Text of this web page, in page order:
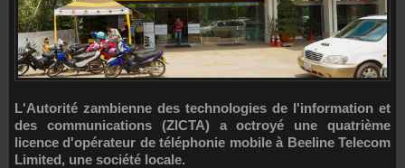
L'Autorité zambienne des technologies de l'information et
des communications (ZICTA) a octroyé une quatrième
licence d'opérateur de téléphonie mobile à Beeline Telecom
Limited, une société locale.